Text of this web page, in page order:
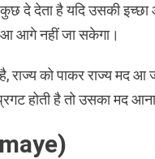
दे देता है यदि उसकी
आगे नहीं जा सकेगा।
को पाकर राज्य मद आ
होती है तो उसका मद आना